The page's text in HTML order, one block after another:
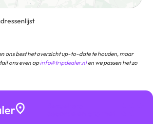
ons best het overzicht up-to-date te houden, maar
ons even opinfo@tripdealer.nlen we passen het zo